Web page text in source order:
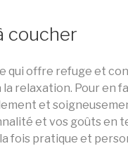
coucher
qui offre refuge et
la relaxation. Pour en
et
et vos goûts en
fois pratique et